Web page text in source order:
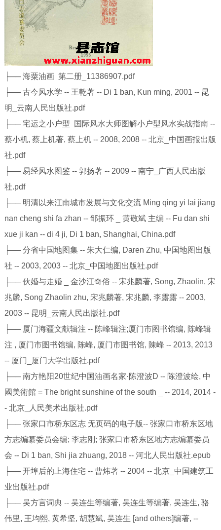
├── 海粟油画 第二册_11386907.pdf
├── 古今风水学 -- 王乾著 -- Di 1 ban, Kun ming, 2001 -- 昆
明_云南人民出版社.pdf
├── 宅运之小户型 国际风水大师图解小户型风水实战指南 --
蔡小机, 蔡上机著, 蔡上机 -- 2008, 2008 -- 北京_中国画报出版
社.pdf
├── 易经风水图鉴 -- 郭扬著 -- 2009 -- 南宁_广西人民出版
社.pdf
├── 明清以来江南城市发展与文化交流 Ming qing yi lai jiang
nan cheng shi fa zhan -- 邹振环 _ 黄敬斌 主编 -- Fu dan shi
xue ji kan -- di 4 ji, Di 1 ban, Shanghai, China.pdf
├── 分省中国地图集 -- 朱大仁编, Daren Zhu, 中国地图出版
社 -- 2003, 2003 -- 北京_中国地图出版社.pdf
├── 伙婚与走婚 _ 金沙江奇俗 -- 宋兆麟著, Song, Zhaolin, 宋
兆麟, Song Zhaolin zhu, 宋兆麟著, 宋兆麟, 李露露 -- 2003,
2003 -- 昆明_云南人民出版社.pdf
├── 厦门海疆文献辑注 -- 陈峰辑注;厦门市图书馆编, 陈峰辑
注 , 厦门市图书馆编, 陈峰, 厦门市图书馆, 陳峰 -- 2013, 2013
-- 厦门_厦门大学出版社.pdf
├── 南方艳阳20世纪中国油画名家·陈澄波D -- 陈澄波绘, 中
國美術館 = The bright sunshine of the south _ -- 2014, 2014 -
- 北京_人民美术出版社.pdf
├── 张家口市桥东区志 无页码的电子版-- 张家口市桥东区地
方志编纂委员会编; 李志刚; 张家口市桥东区地方志编纂委员
会 -- Di 1 ban, Shi jia zhuang, 2018 -- 河北人民出版社.epub
├── 开埠后的上海住宅 -- 曹炜著 -- 2004 -- 北京_中国建筑工
业出版社.pdf
├── 吴方言词典 -- 吴连生等编著, 吴连生等编著, 吴连生, 骆
伟里, 王均熙, 黄希坚, 胡慧斌, 吴连生 [and others]编著, --